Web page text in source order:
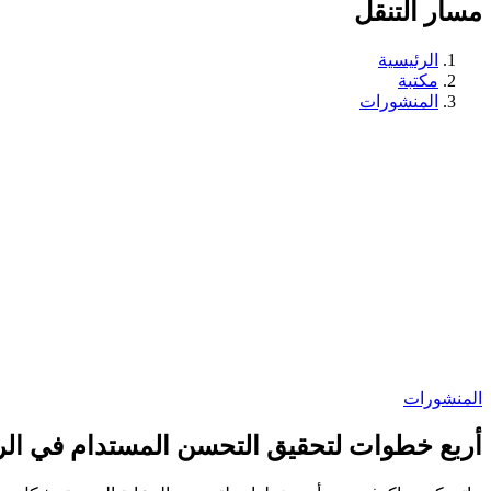
مسار التنقل
الرئيسية
مكتبة
المنشورات
المنشورات
أربع خطوات لتحقيق التحسن المستدام في